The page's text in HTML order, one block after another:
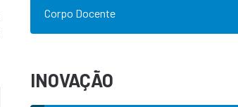
Corpo Docente
INOVAÇÃO